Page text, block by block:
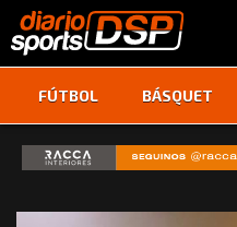
FÚTBOL BÁSQUET